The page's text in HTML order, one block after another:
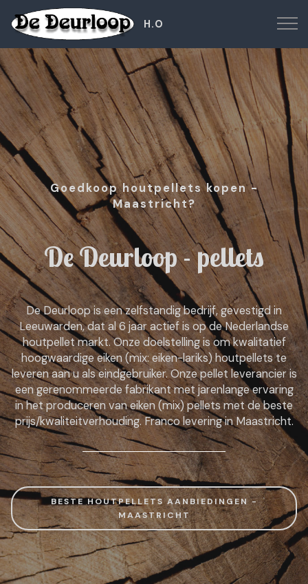
H.O
Goedkoop houtpellets kopen -
Maastricht?
De Deurloop - pellets
De Deurloop is een zelfstandig bedrijf, gevestigd in
Leeuwarden, dat al 6 jaar actief is op de Nederlandse
houtpellet markt. Onze doelstelling is om kwalitatief
hoogwaardige eiken (mix: eiken-lariks) houtpellets te
leveren aan u als eindgebruiker. Onze pellet leverancier is
een gerenommeerde fabrikant met jarenlange ervaring
in het produceren van eiken (mix) pellets met de beste
prijs/kwaliteitverhouding. Franco levering in Maastricht.
BESTE HOUTPELLETS AANBIEDINGEN -
MAASTRICHT